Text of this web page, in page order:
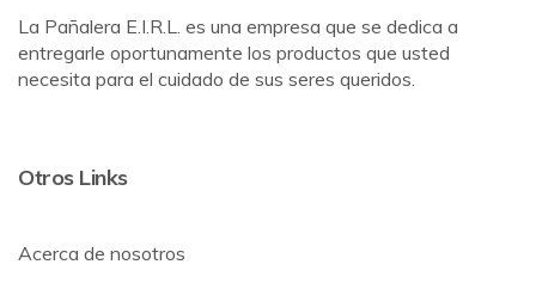
La Pañalera E.I.R.L. es una empresa que se dedica a
entregarle oportunamente los productos que usted
necesita para el cuidado de sus seres queridos.
Otros Links
Acerca de nosotros